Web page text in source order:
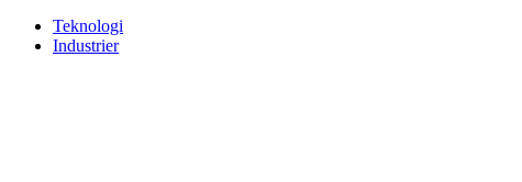
Teknologi
Industrier